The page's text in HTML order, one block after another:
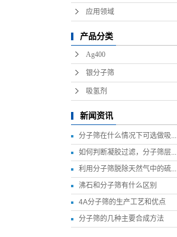
应用领域
产品分类
Ag400
银分子筛
吸氢剂
新闻资讯
分子筛在什么情况下可选做吸...
如何判断凝胶过滤，分子筛层...
利用分子筛脱除天然气中的硫...
沸石和分子筛有什么区别
4A分子筛的生产工艺和优点
分子筛的几种主要合成方法